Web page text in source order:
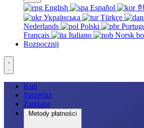
English Español
Українська
Türkçe
Nederlands
Polski
Français
Italiano
Norsk
Rozpocznij
Kup
Sprzedaż
Zamiana
Metody płatności